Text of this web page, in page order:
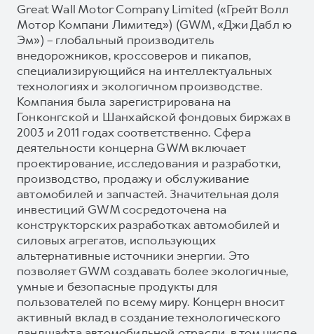
Great Wall Motor Company Limited («Грейт Волл
Мотор Компани Лимитед») (GWM, «Джи Дабл ю
Эм») – глобальный производитель
внедорожников, кроссоверов и пикапов,
специализирующийся на интеллектуальных
технологиях и экологичном производстве.
Компания была зарегистрирована на
Гонконгской и Шанхайской фондовых биржах в
2003 и 2011 годах соответственно. Сфера
деятельности концерна GWM включает
проектирование, исследования и разработки,
производство, продажу и обслуживание
автомобилей и запчастей. Значительная доля
инвестиций GWM сосредоточена на
конструкторских разработках автомобилей и
силовых агрегатов, использующих
альтернативные источники энергии. Это
позволяет GWM создавать более экологичные,
умные и безопасные продукты для
пользователей по всему миру. Концерн вносит
активный вклад в создание технологического